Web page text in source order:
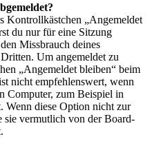
Kontrollkästchen „Angemeldet
du nur für eine Sitzung
Missbrauch deines
Um angemeldet zu
„Angemeldet bleiben“ beim
nicht empfehlenswert, wenn
Computer, zum Beispiel in
Wenn diese Option nicht zur
sie vermutlich von der Board-